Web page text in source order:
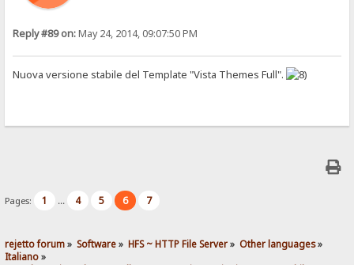
Reply #89 on:May 24, 2014, 09:07:50 PM
Nuova versione stabile del Template "Vista Themes Full".
Pages: 1 ... 4 5 6 7
rejetto forum» Software» HFS ~ HTTP File Server» Other languages»
Italiano»